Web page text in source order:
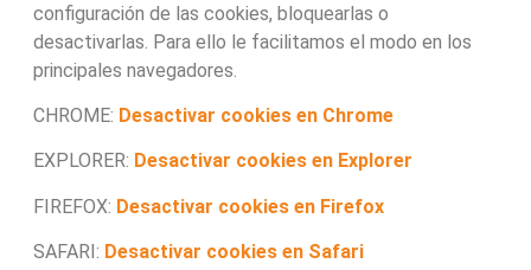
configuración de las cookies, bloquearlas o
desactivarlas. Para ello le facilitamos el modo en los
principales navegadores.
CHROME: Desactivar cookies en Chrome
EXPLORER: Desactivar cookies en Explorer
FIREFOX: Desactivar cookies en Firefox
SAFARI: Desactivar cookies en Safari